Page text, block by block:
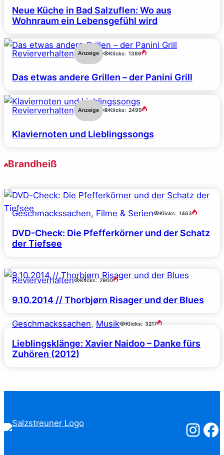
Neue Küche in Bad Salzuflen: Wo aus
Wohnraum ein Lebensgefühl wird
Revierverhalten Anzeige Klicks: 1386
Das etwas andere Grillen – der Panini Grill
Revierverhalten Anzeige Klicks: 2499
Klaviernoten und Lieblingssongs
Brandheiß
Geschmackssachen, Filme & Serien Klicks: 1463
DVD-Check: Die Pfefferkörner und der Schatz
der Tiefsee
Revierverhalten Klicks: 2900
9.10.2014 // Thorbjørn Risager und der Blues
Geschmackssachen, Musik Klicks: 3217
Lieblingsklänge: Xavier Naidoo – Danke fürs
Zuhören (2012)